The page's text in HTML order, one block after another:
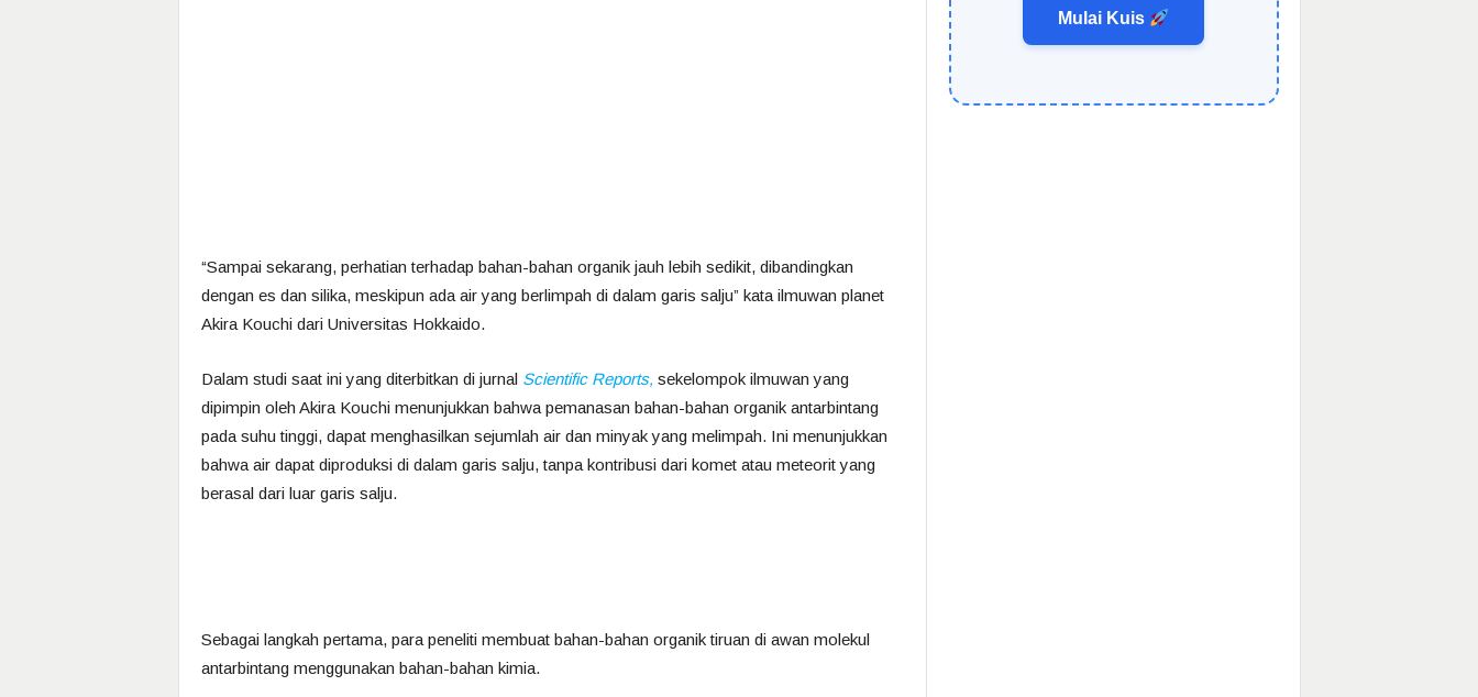
“Sampai sekarang, perhatian terhadap bahan-bahan organik jauh lebih sedikit, dibandingkan
dengan es dan silika, meskipun ada air yang berlimpah di dalam garis salju” kata ilmuwan planet
Akira Kouchi dari Universitas Hokkaido.
Dalam studi saat ini yang diterbitkan di jurnal Scientific Reports, sekelompok ilmuwan yang
dipimpin oleh Akira Kouchi menunjukkan bahwa pemanasan bahan-bahan organik antarbintang
pada suhu tinggi, dapat menghasilkan sejumlah air dan minyak yang melimpah. Ini menunjukkan
bahwa air dapat diproduksi di dalam garis salju, tanpa kontribusi dari komet atau meteorit yang
berasal dari luar garis salju.
Sebagai langkah pertama, para peneliti membuat bahan-bahan organik tiruan di awan molekul
antarbintang menggunakan bahan-bahan kimia.
Mulai Kuis